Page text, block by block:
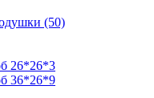
(50)
26*26*3
36*26*9